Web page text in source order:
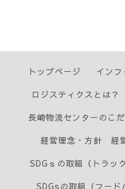
トップページ イン
ロジスティクスとは？
長崎物流センターのこだ
経営理念・方針 経
SDGｓの取組（トラッ
SDGsの取組（フード